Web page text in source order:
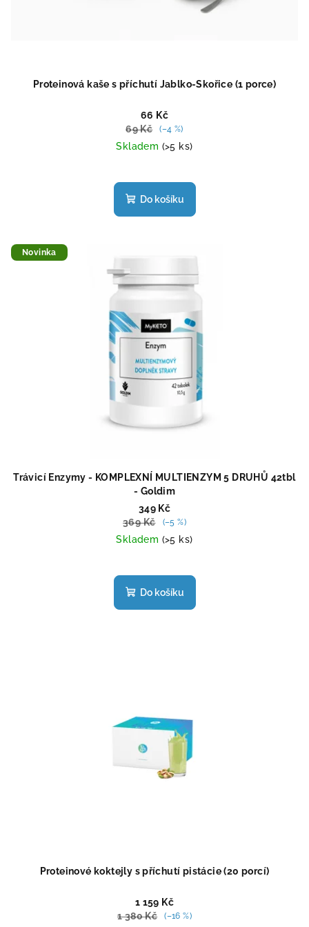
Proteinová kaše s příchutí Jablko-Skořice (1 porce)
66 Kč
69 Kč
(–4 %)
Skladem (>5 ks)
hodnocení
produktu
Do košíku
Novinka
Trávicí Enzymy - KOMPLEXNÍ MULTIENZYM 5 DRUHŮ 42tbl
- Goldim
349 Kč
369 Kč
(–5 %)
Skladem (>5 ks)
hodnocení
produktu
Do košíku
Proteinové koktejly s příchutí pistácie (20 porcí)
1 159 Kč
1 380 Kč
(–16 %)